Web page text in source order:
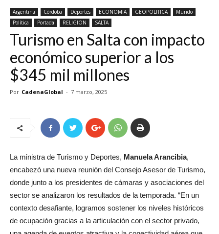
Argentina Córdoba Deportes ECONOMIA GEOPOLITICA
Mundo
Política
Portada RELIGION SALTA
Turismo en Salta con impacto
económico superior a los
$345 mil millones
Por CadenaGlobal - 7 marzo, 2025
La ministra de Turismo y Deportes, Manuela Arancibia,
encabezó una nueva reunión del Consejo Asesor de Turismo,
donde junto a los presidentes de cámaras y asociaciones del
sector se analizaron los resultados de la temporada. “En un
contexto desafiante, logramos sostener los niveles históricos
de ocupación gracias a la articulación con el sector privado,